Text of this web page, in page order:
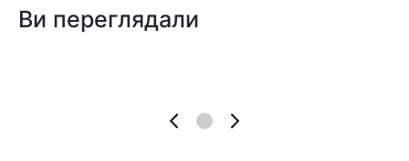
Ви переглядали